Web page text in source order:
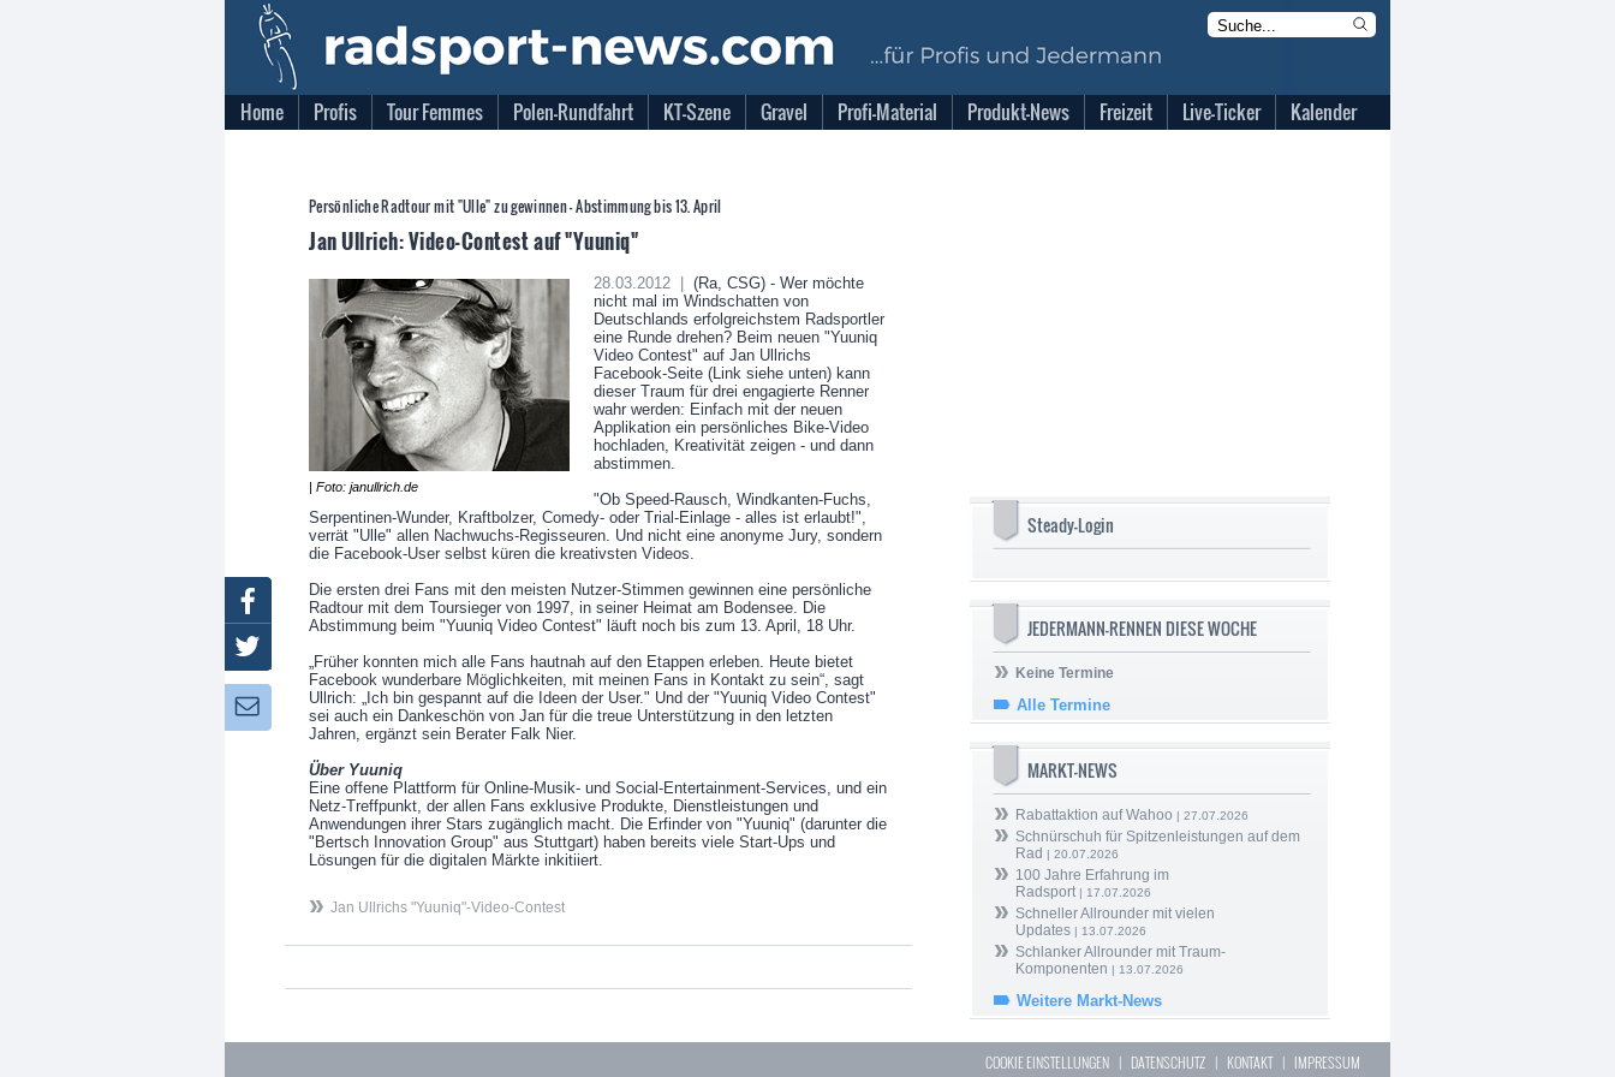
Home Profis Tour Femmes Polen-Rundfahrt KT-Szene Gravel Profi-Material Produkt-News Freizeit Live-Ticker Kalender
Persönliche Radtour mit "Ulle" zu gewinnen - Abstimmung bis 13. April
Jan Ullrich: Video-Contest auf "Yuuniq"
| Foto: janullrich.de
28.03.2012 |
(Ra, CSG) - Wer möchte
nicht mal im Windschatten von
Deutschlands erfolgreichstem Radsportler
eine Runde drehen? Beim neuen "Yuuniq
Video Contest" auf Jan Ullrichs
Facebook-Seite (Link siehe unten) kann
dieser Traum für drei engagierte Renner
wahr werden: Einfach mit der neuen
Applikation ein persönliches Bike-Video
hochladen, Kreativität zeigen - und dann
abstimmen.
"Ob Speed-Rausch, Windkanten-Fuchs,
Serpentinen-Wunder, Kraftbolzer, Comedy- oder Trial-Einlage - alles ist erlaubt!",
verrät "Ulle" allen Nachwuchs-Regisseuren. Und nicht eine anonyme Jury, sondern
die Facebook-User selbst küren die kreativsten Videos.
Die ersten drei Fans mit den meisten Nutzer-Stimmen gewinnen eine persönliche
Radtour mit dem Toursieger von 1997, in seiner Heimat am Bodensee. Die
Abstimmung beim "Yuuniq Video Contest" läuft noch bis zum 13. April, 18 Uhr.
„Früher konnten mich alle Fans hautnah auf den Etappen erleben. Heute bietet
Facebook wunderbare Möglichkeiten, mit meinen Fans in Kontakt zu sein“, sagt
Ullrich: „Ich bin gespannt auf die Ideen der User." Und der "Yuuniq Video Contest"
sei auch ein Dankeschön von Jan für die treue Unterstützung in den letzten
Jahren, ergänzt sein Berater Falk Nier.
Über Yuuniq
Eine offene Plattform für Online-Musik- und Social-Entertainment-Services, und ein
Netz-Treffpunkt, der allen Fans exklusive Produkte, Dienstleistungen und
Anwendungen ihrer Stars zugänglich macht. Die Erfinder von "Yuuniq" (darunter die
"Bertsch Innovation Group" aus Stuttgart) haben bereits viele Start-Ups und
Lösungen für die digitalen Märkte inkitiiert.
Jan Ullrichs "Yuuniq"-Video-Contest
Steady-Login
JEDERMANN-RENNEN DIESE WOCHE
Keine Termine
Alle Termine
MARKT-NEWS
Rabattaktion auf Wahoo | 27.07.2026
Schnürschuh für Spitzenleistungen auf dem
Rad | 20.07.2026
100 Jahre Erfahrung im
Radsport| 17.07.2026
Schneller Allrounder mit vielen
Updates | 13.07.2026
Schlanker Allrounder mit Traum-
Komponenten | 13.07.2026
Weitere Markt-News
Facebook
Newsletter:
COOKIE EINSTELLUNGEN | DATENSCHUTZ | KONTAKT| IMPRESSUM